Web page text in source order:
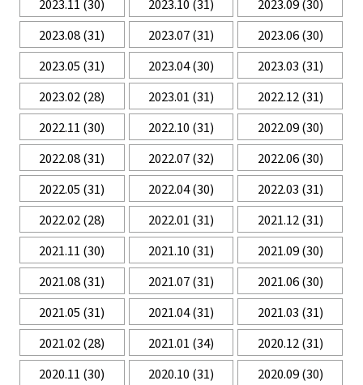
2023.11 (30) 2023.10 (31) 2023.09(30)
2023.08(31) 2023.07(31) 2023.06(30)
2023.05 (31) 2023.04(30) 2023.03 (31)
2023.02(28) 2023.01 (31) 2022.12(31)
2022.11 (30) 2022.10 (31) 2022.09(30)
2022.08(31) 2022.07(32) 2022.06(30)
2022.05 (31) 2022.04(30) 2022.03 (31)
2022.02(28) 2022.01 (31) 2021.12(31)
2021.11 (30) 2021.10 (31) 2021.09(30)
2021.08(31) 2021.07(31) 2021.06(30)
2021.05 (31) 2021.04(31) 2021.03 (31)
2021.02(28) 2021.01 (34) 2020.12(31)
2020.11 (30) 2020.10 (31) 2020.09(30)